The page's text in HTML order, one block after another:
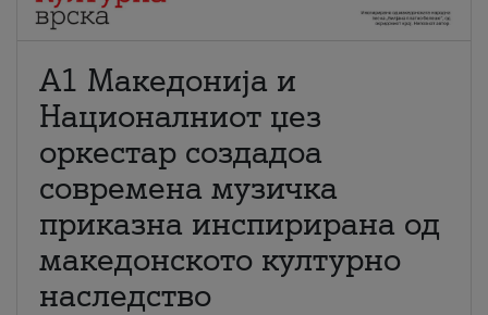
А1 Македонија и
Националниот џез
оркестар создадоа
современа музичка
приказна инспирирана од
македонското културно
наследство